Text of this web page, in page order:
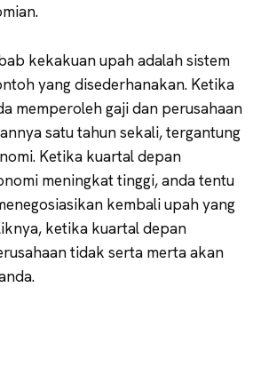
kekakuan upah adalah sistem
yang disederhanakan. Ketika
memperoleh gaji dan perusahaan
satu tahun sekali, tergantung
Ketika kuartal depan
meningkat tinggi, anda tentu
kembali upah yang
ketika kuartal depan
tidak serta merta akan